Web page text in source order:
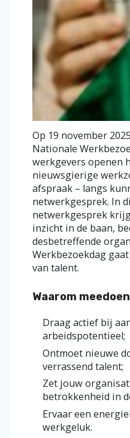
Op 19 november
Nationale
werkgevers openen
nieuwsgierige
afspraak – langs
netwerkgesprek. In
netwerkgesprek
inzicht in de baan,
desbetreffende
Werkbezoekdag
van talent.
Waarom
Draag actief bij
arbeidspotentieel;
Ontmoet nieuwe
verrassend talent;
Zet jouw
betrokkenheid in
Ervaar een
werkgeluk.